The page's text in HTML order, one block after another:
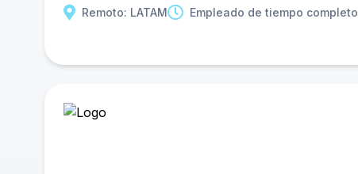
Remoto: LATAM Empleado de tiempo completo